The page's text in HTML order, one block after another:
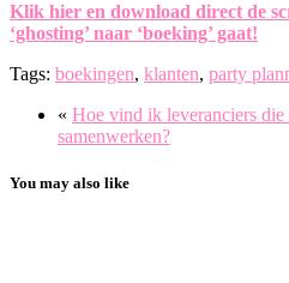
Klik hier en download direct de
‘ghosting’ naar ‘boeking’ gaat!
Tags: boekingen, klanten, party
« Hoe vind ik leveranciers
samenwerken?
You may also like